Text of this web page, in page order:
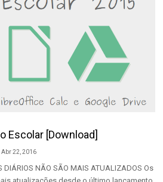
Escolar [Download]
Abr 22, 2016
NÃO SÃO MAIS ATUALIZADOS Os